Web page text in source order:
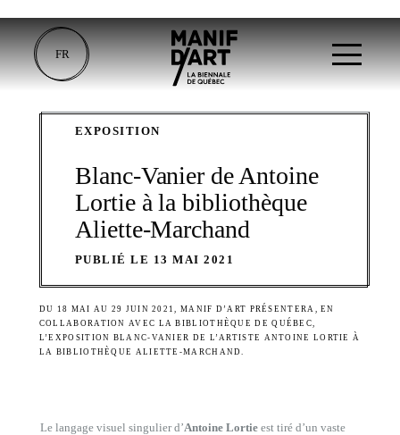
FR
EXPOSITION
Blanc-Vanier de Antoine
Lortie à la bibliothèque
Aliette-Marchand
PUBLIÉ LE 13 MAI 2021
DU 18 MAI AU 29 JUIN 2021, MANIF D’ART PRÉSENTERA, EN
COLLABORATION AVEC LA BIBLIOTHÈQUE DE QUÉBEC,
L’EXPOSITION BLANC-VANIER DE L’ARTISTE ANTOINE LORTIE À
LA BIBLIOTHÈQUE ALIETTE-MARCHAND.
Le langage visuel singulier d’Antoine Lortie est tiré d’un vaste